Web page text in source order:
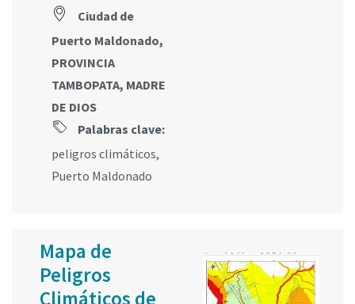
Ciudad de
Puerto Maldonado,
PROVINCIA
TAMBOPATA, MADRE
DE DIOS
Palabras clave:
peligros climáticos,
Puerto Maldonado
Mapa de
Peligros
Climáticos de